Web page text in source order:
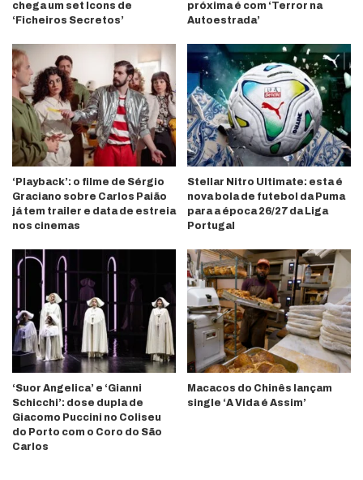
chega um set Icons de
‘Ficheiros Secretos’
próxima é com ‘Terror na
Autoestrada’
‘Playback’: o filme de Sérgio
Graciano sobre Carlos Paião
já tem trailer e data de estreia
nos cinemas
Stellar Nitro Ultimate: esta é
nova bola de futebol da Puma
para a época 26/27 da Liga
Portugal
‘Suor Angelica’ e ‘Gianni
Schicchi’: dose dupla de
Giacomo Puccini no Coliseu
do Porto com o Coro do São
Carlos
Macacos do Chinês lançam
single ‘A Vida é Assim’